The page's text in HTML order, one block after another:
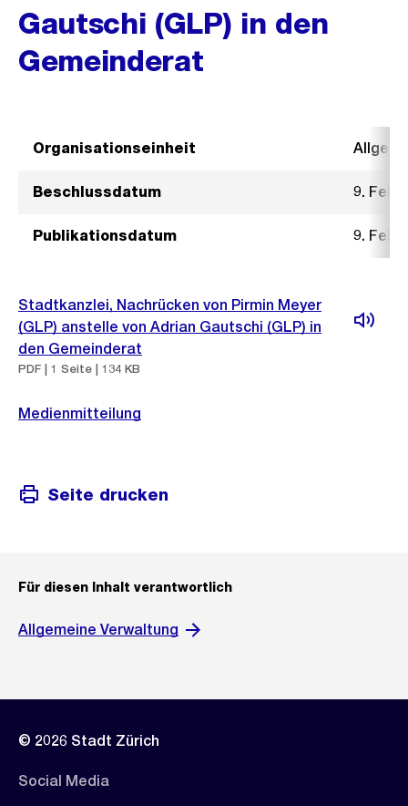
Gautschi (GLP) in den
Gemeinderat
Organisationseinheit
Beschlussdatum 9.
Publikationsdatum 9.
Stadtkanzlei, Nachrücken von Pirmin Meyer
(GLP) anstelle von Adrian Gautschi (GLP) in
den Gemeinderat
PDF | 1 Seite | 134 KB
Medienmitteilung
Seite drucken
Für diesen Inhalt verantwortlich
Allgemeine Verwaltung
© 2026 Stadt Zürich
Social Media